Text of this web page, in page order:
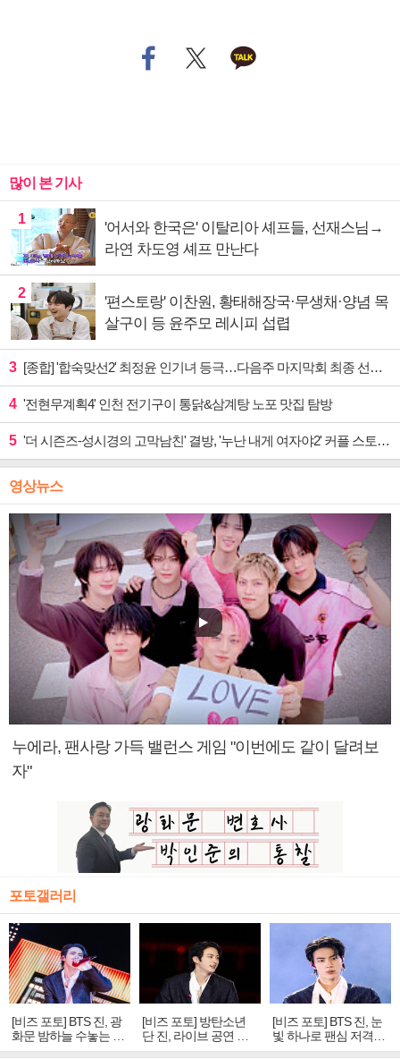
많이 본 기사
1
'어서와 한국은' 이탈리아 셰프들, 선재스님→
라연 차도영 셰프 만난다
2
'편스토랑' 이찬원, 황태해장국·무생채·양념 목
살구이 등 윤주모 레시피 섭렵
3 [종합] '합숙맞선2' 최정윤 인기녀 등극…다음주 마지막회 최종 선택 예고
4 '전현무계획4' 인천 전기구이 통닭&삼계탕 노포 맛집 탐방
5 '더 시즌즈-성시경의 고막남친' 결방, '누난 내게 여자야2' 커플 스토리 편성
영상뉴스
누에라, 팬사랑 가득 밸런스 게임 "이번에도 같이 달려보
자"
포토갤러리
[비즈 포토] BTS 진, 광
화문 밤하늘 수놓는 '비
주얼 킹'의 열창
[비즈 포토] 방탄소년
단 진, 라이브 공연 중
빛나는 독보적 아우라
[비즈 포토] BTS 진, 눈
빛 하나로 팬심 저격…
독보적 카리스마